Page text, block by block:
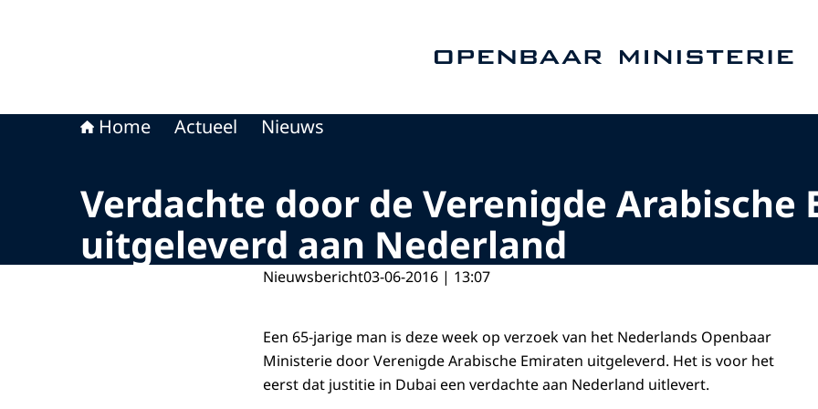
Home Actueel Nieuws
Verdachte door de Verenigde Arabische
uitgeleverd aan Nederland
Nieuwsbericht03-06-2016 | 13:07
Een 65-jarige man is deze week op verzoek van het Nederlands Openbaar
Ministerie door Verenigde Arabische Emiraten uitgeleverd. Het is voor het
eerst dat justitie in Dubai een verdachte aan Nederland uitlevert.